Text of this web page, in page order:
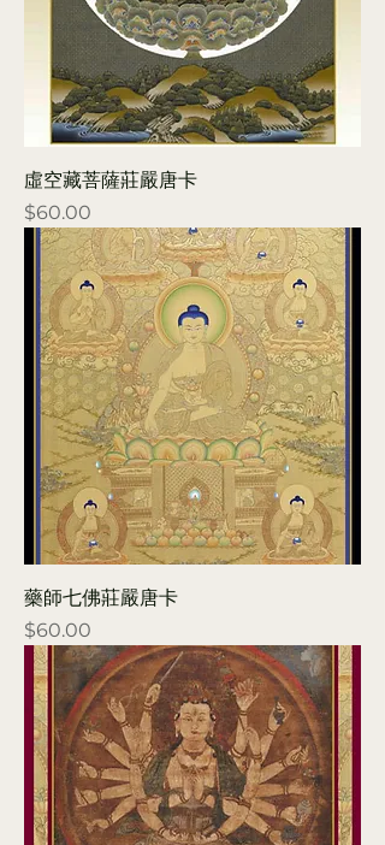
虛空藏菩薩莊嚴唐卡
Price
$60.00
藥師七佛莊嚴唐卡
Price
$60.00